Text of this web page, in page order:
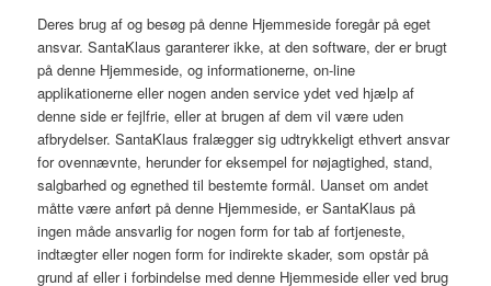
Deres brug af og besøg på denne Hjemmeside foregår på eget
ansvar. SantaKlaus garanterer ikke, at den software, der er brugt
på denne Hjemmeside, og informationerne, on-line
applikationerne eller nogen anden service ydet ved hjælp af
denne side er fejlfrie, eller at brugen af dem vil være uden
afbrydelser. SantaKlaus fralægger sig udtrykkeligt ethvert ansvar
for ovennævnte, herunder for eksempel for nøjagtighed, stand,
salgbarhed og egnethed til bestemte formål. Uanset om andet
måtte være anført på denne Hjemmeside, er SantaKlaus på
ingen måde ansvarlig for nogen form for tab af fortjeneste,
indtægter eller nogen form for indirekte skader, som opstår på
grund af eller i forbindelse med denne Hjemmeside eller ved brug